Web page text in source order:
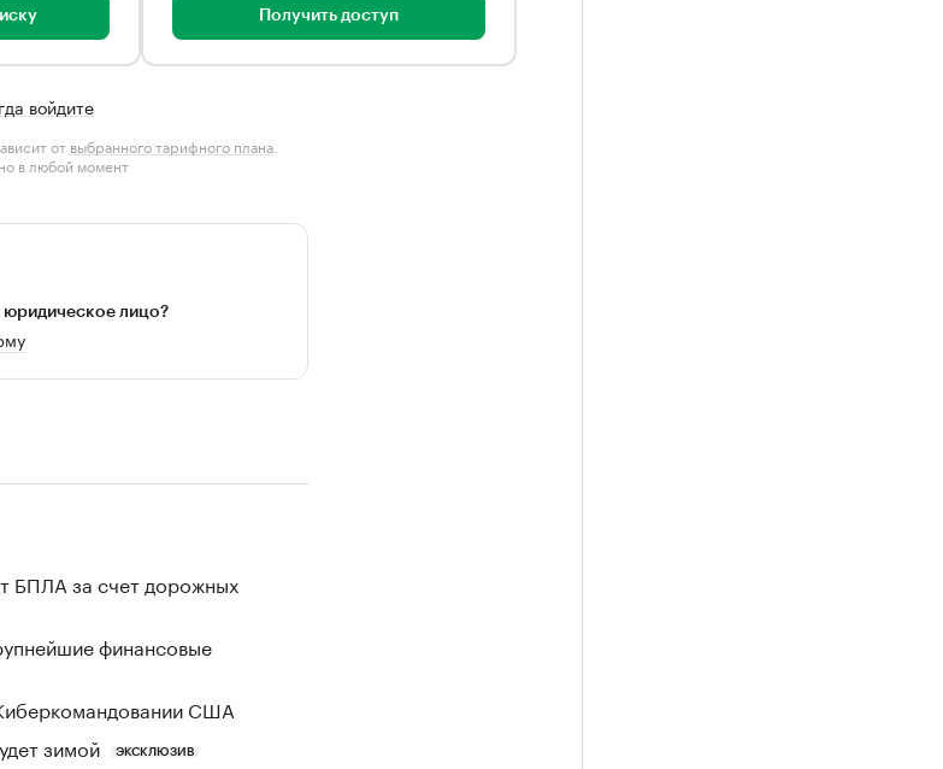
Получить доступ
войдите
от выбранного тарифного плана.
в любой момент
лицо?
БПЛА за счет дорожных
финансовые
США
зимой
ЭКСКЛЮЗИВ